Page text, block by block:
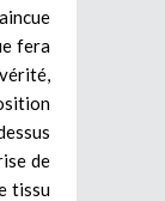
fera
de
tissu